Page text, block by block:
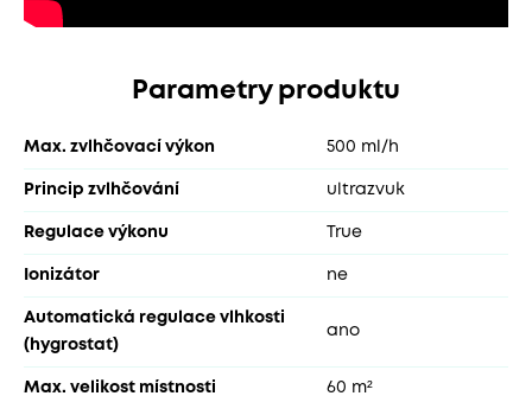
Parametry produktu
Max. zvlhčovací výkon 500 ml/h
Princip zvlhčování ultrazvuk
Regulace výkonu True
Ionizátor ne
Automatická regulace vlhkosti
(hygrostat)
ano
Max. velikost místnosti 60 m²